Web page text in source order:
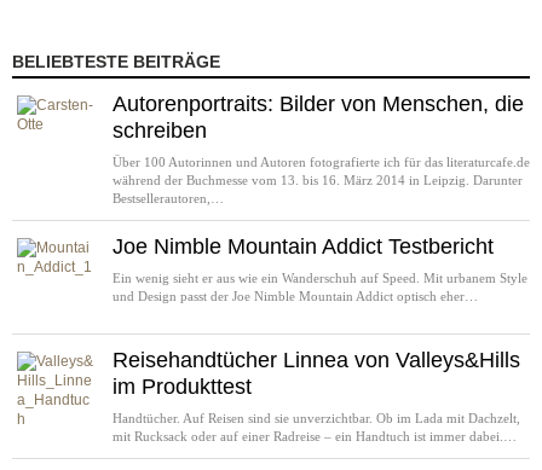
BELIEBTESTE BEITRÄGE
Autorenportraits: Bilder von Menschen, die
schreiben
Über 100 Autorinnen und Autoren fotografierte ich für das literaturcafe.de
während der Buchmesse vom 13. bis 16. März 2014 in Leipzig. Darunter
Bestsellerautoren,…
Joe Nimble Mountain Addict Testbericht
Ein wenig sieht er aus wie ein Wanderschuh auf Speed. Mit urbanem Style
und Design passt der Joe Nimble Mountain Addict optisch eher…
Reisehandtücher Linnea von Valleys&Hills
im Produkttest
Handtücher. Auf Reisen sind sie unverzichtbar. Ob im Lada mit Dachzelt,
mit Rucksack oder auf einer Radreise – ein Handtuch ist immer dabei.…